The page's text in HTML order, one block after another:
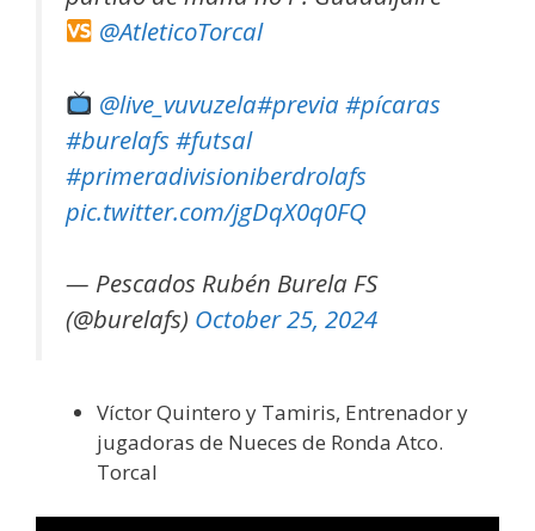
@AtleticoTorcal
@live_vuvuzela#previa #pícaras
#burelafs#futsal
#primeradivisioniberdrolafs
pic.twitter.com/jgDqX0q0FQ
— Pescados Rubén Burela FS
(@burelafs) October 25, 2024
Víctor Quintero y Tamiris, Entrenador y
jugadoras de Nueces de Ronda Atco.
Torcal